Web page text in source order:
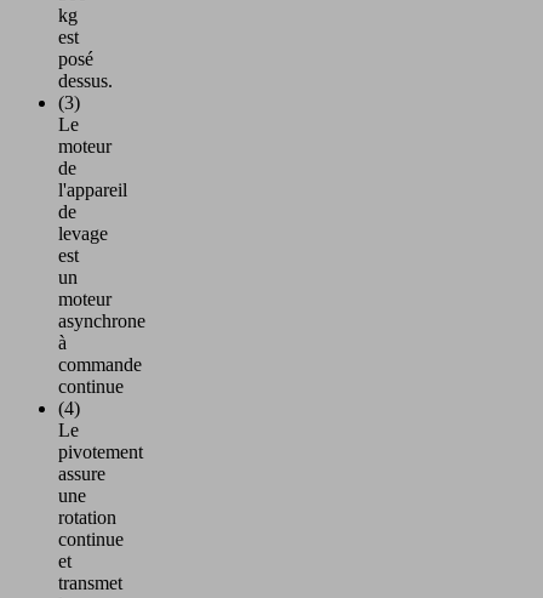
kg
est
posé
dessus.
(3)
Le
moteur
de
l'appareil
de
levage
est
un
moteur
asynchrone
à
commande
continue
(4)
Le
pivotement
assure
une
rotation
continue
et
transmet